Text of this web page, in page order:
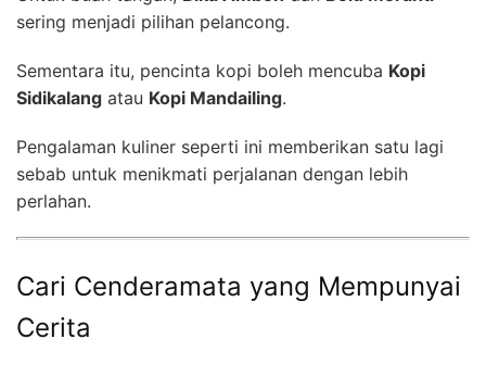
sering menjadi pilihan pelancong.
Sementara itu, pencinta kopi boleh mencuba Kopi
Sidikalang atau Kopi Mandailing.
Pengalaman kuliner seperti ini memberikan satu lagi
sebab untuk menikmati perjalanan dengan lebih
perlahan.
Cari Cenderamata yang Mempunyai
Cerita